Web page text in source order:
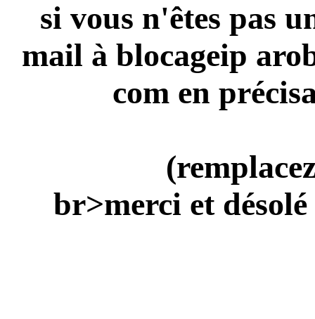
si vous n'êtes pas
mail à blocageip
com en
br>merci et